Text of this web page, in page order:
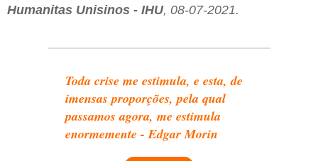
Humanitas Unisinos - IHU, 08-07-2021.
Toda crise me estimula, e esta, de
imensas proporções, pela qual
passamos agora, me estimula
enormemente - Edgar Morin